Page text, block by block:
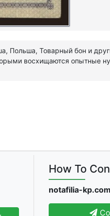
Польша, Товарный бон и
восхищаются опытные
How To
notafilia-kp.com